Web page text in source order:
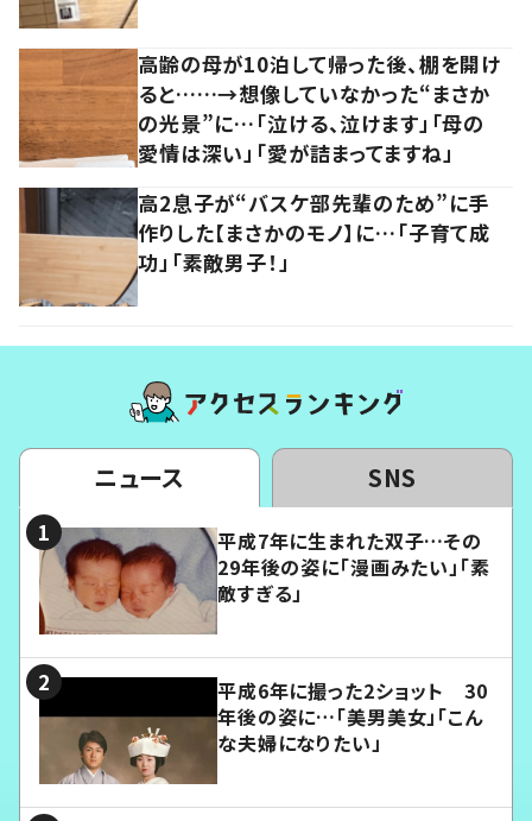
高齢の母が10泊して帰った後、棚を開け
ると……→想像していなかった“まさか
の光景”に…「泣ける、泣けます」「母の
愛情は深い」「愛が詰まってますね」
高2息子が“バスケ部先輩のため”に手
作りした【まさかのモノ】に…「子育て成
功」「素敵男子！」
ニュース SNS
平成7年に生まれた双子…その
29年後の姿に「漫画みたい」「素
敵すぎる」
平成6年に撮った2ショット 30
年後の姿に…「美男美女」「こん
な夫婦になりたい」